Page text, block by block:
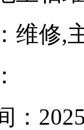
维修,
：